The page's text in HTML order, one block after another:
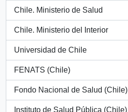
Chile. Ministerio de Salud
, 2 results
Chile. Ministerio del Interior
, 2 results
Universidad de Chile
, 2 results
FENATS (Chile)
, 2 results
Fondo Nacional de Salud (Chile)
, 2 results
Instituto de Salud Pública (Chile)